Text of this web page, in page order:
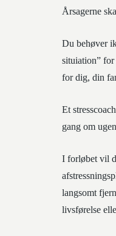
Årsagerne
Du behøver
situiation” for
for dig, din
Et
gang om
I forløbet vil
langsomt
livsførelse